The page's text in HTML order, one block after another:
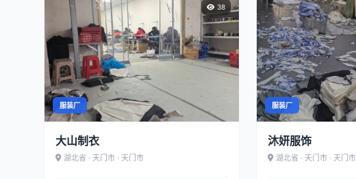
38
服装厂
大山制衣
湖北省 · 天门市 · 天门市
服装厂
沐妍服饰
湖北省 · 天门市 · 天门市